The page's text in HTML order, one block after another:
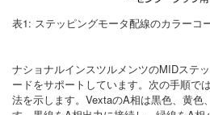
表1: ステッピングモータ配線のカラーコ
ナショナルインスツルメンツのMIDステ
ードをサポートしています。次の手順で
法を示します。VextaのA相は黒色、黄色